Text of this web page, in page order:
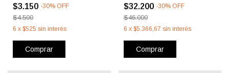
$3.150 -30% OFF
$4.500
6 x $525 sin interés
Comprar
$32.200 -30% OFF
$46.000
6 x $5.366,67 sin interés
Comprar